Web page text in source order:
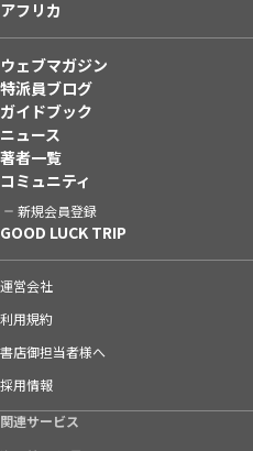
アフリカ
ウェブマガジン
特派員ブログ
ガイドブック
ニュース
著者一覧
コミュニティ
新規会員登録
GOOD LUCK TRIP
運営会社
利用規約
書店御担当者様へ
採用情報
関連サービス